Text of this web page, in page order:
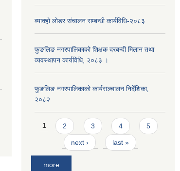
ब्याक्हो लोडर संचालन सम्बन्धी कार्यविधि-२०८३
फुङलिङ नगरपालिकाको शिक्षक दरबन्दी मिलान तथा
व्यवस्थापन कार्यविधि, २०८३ ।
फुङलिङ नगरपालिकाको कार्यसञ्चालन निर्देशिका‚
२०८२
Pages
1 2 3 4 5
next › last »
more